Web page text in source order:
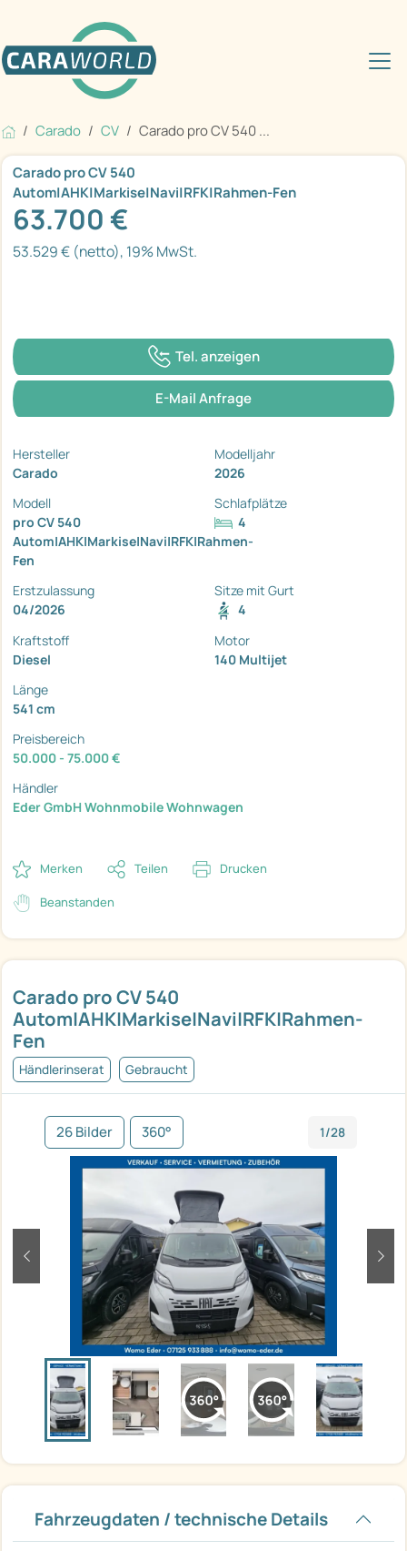
Carado CV Carado pro CV 540 ...
Carado pro CV 540
Autom|AHK|Markise|Navi|RFK|Rahmen-
Fen
Händlerinserat Gebraucht
26 Bilder 360° 1/28
zurück
Fahrzeugdaten / technische Details
Carado pro CV 540
Autom|AHK|Markise|Navi|RFK|Rahmen-Fen
63.700 €
53.529 € (netto), 19% MwSt.
Tel. anzeigen
E-Mail Anfrage
Hersteller
Carado
Modelljahr
2026
Modell
pro CV 540
Autom|AHK|Markise|Navi|RFK|Rahmen-
Fen
Schlafplätze
4
Erstzulassung
04/2026
Sitze mit Gurt
4
Kraftstoff
Diesel
Motor
140 Multijet
Länge
541 cm
Preisbereich
50.000 - 75.000 €
Händler
Eder GmbH Wohnmobile Wohnwagen
Merken Teilen Drucken
Beanstanden